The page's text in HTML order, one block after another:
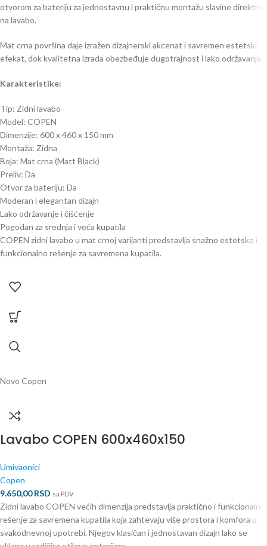
otvorom za bateriju za jednostavnu i praktičnu montažu slavine direktno
na lavabo.
Mat crna površina daje izražen dizajnerski akcenat i savremen estetski
efekat, dok kvalitetna izrada obezbeđuje dugotrajnost i lako održavanje.
Karakteristike:
Tip: Zidni lavabo
Model: COPEN
Dimenzije: 600 x 460 x 150 mm
Montaža: Zidna
Boja: Mat crna (Matt Black)
Preliv: Da
Otvor za bateriju: Da
Moderan i elegantan dizajn
Lako održavanje i čišćenje
Pogodan za srednja i veća kupatila
COPEN zidni lavabo u mat crnoj varijanti predstavlja snažno estetsko i
funkcionalno rešenje za savremena kupatila.
Novo Copen
Lavabo COPEN 600x460x150
Umivaonici
Copen
9.650,00RSD sa PDV
Zidni lavabo COPEN većih dimenzija predstavlja praktično i funkcionalno
rešenje za savremena kupatila koja zahtevaju više prostora i komfora u
svakodnevnoj upotrebi. Njegov klasičan i jednostavan dizajn lako se